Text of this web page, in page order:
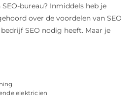
SEO-bureau? Inmiddels heb je
over de voordelen van SEO
SEO nodig heeft. Maar je
elektricien